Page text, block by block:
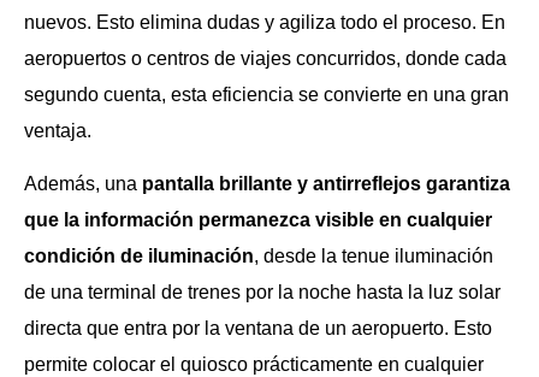
nuevos. Esto elimina dudas y agiliza todo el proceso. En
aeropuertos o centros de viajes concurridos, donde cada
segundo cuenta, esta eficiencia se convierte en una gran
ventaja.
Además, una pantalla brillante y antirreflejos garantiza
que la información permanezca visible en cualquier
condición de iluminación, desde la tenue iluminación
de una terminal de trenes por la noche hasta la luz solar
directa que entra por la ventana de un aeropuerto. Esto
permite colocar el quiosco prácticamente en cualquier